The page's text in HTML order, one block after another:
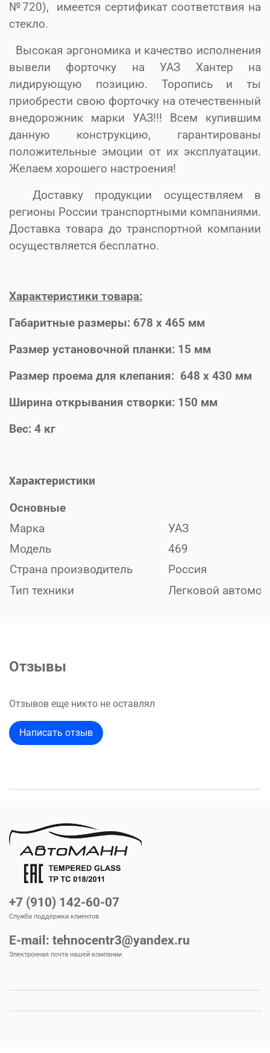
№720), имеется сертификат соответствия на
стекло.
Высокая эргономика и качество исполнения
вывели форточку на УАЗ Хантер на
лидирующую позицию. Торопись и ты
приобрести свою форточку на отечественный
внедорожник марки УАЗ!!! Всем купившим
данную конструкцию, гарантированы
положительные эмоции от их эксплуатации.
Желаем хорошего настроения!
Доставку продукции осуществляем в
регионы России транспортными компаниями.
Доставка товара до транспортной компании
осуществляется бесплатно.
Характеристики товара:
Габаритные размеры: 678 х 465 мм
Размер установочной планки: 15 мм
Размер проема для клепания: 648 х 430 мм
Ширина открывания створки: 150 мм
Вес: 4 кг
Характеристики
Основные
Марка
УАЗ
Модель
469
Страна производитель
Россия
Тип техники
Легковой
Отзывы
Отзывов еще никто не оставлял
Написать отзыв
+7 (910) 142-60-07
Служба поддержки клиентов
E-mail: tehnocentr3@yandex.ru
Электронная почта нашей компании